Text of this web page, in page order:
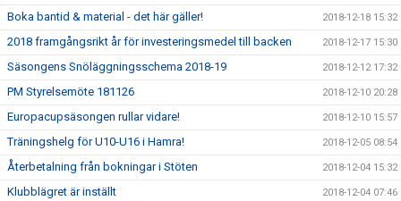
Boka bantid & material - det här gäller! 2018-12-18 15:32
2018 framgångsrikt år för investeringsmedel till backen 2018-12-17 15:30
Säsongens Snöläggningsschema 2018-19 2018-12-12 17:32
PM Styrelsemöte 181126 2018-12-10 20:28
Europacupsäsongen rullar vidare! 2018-12-10 15:57
Träningshelg för U10-U16 i Hamra! 2018-12-05 08:54
Återbetalning från bokningar i Stöten 2018-12-04 15:32
Klubblägret är inställt 2018-12-04 07:46